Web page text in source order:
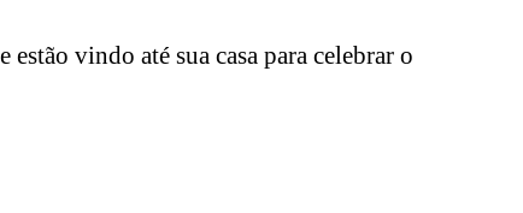
vindo até sua casa para celebrar o